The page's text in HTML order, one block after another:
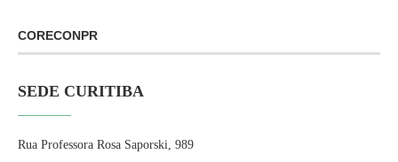
CORECONPR
SEDE CURITIBA
Rua Professora Rosa Saporski, 989